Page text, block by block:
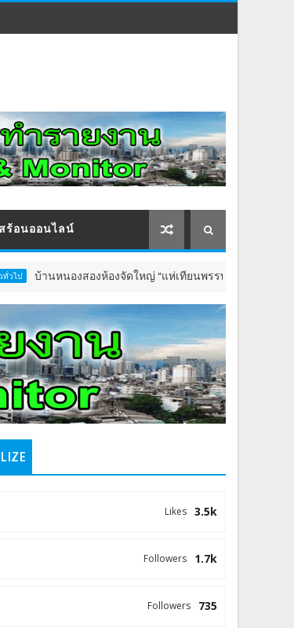
ร้อนออนไลน์
หนองสองห้องจัดใหญ่ “แห่เทียนพรรษา–ผ้าป่าซาเล้งปลอดเหล้
3.5k
Likes
1.7k
Followers
735
Followers